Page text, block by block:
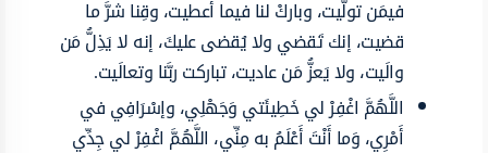
فيمَن تولَّيت، وباركْ لنا فيما أعطيت، وقِنا شرَّ ما
قضيت، إنك تَقضي ولا يُقضى عليكَ، إنه لا يَذِلُّ مَن
والَيت، ولا يَعزُّ مَن عاديت، تباركت ربَّنا وتعالَيت.
اللَّهُمَّ اغْفِرْ لي خَطِيئَتي وَجَهْلِي، وإسْرَافِي في
أَمْرِي، وَما أَنْتَ أَعْلَمُ به مِنِّي، اللَّهُمَّ اغْفِرْ لي جِدِّي